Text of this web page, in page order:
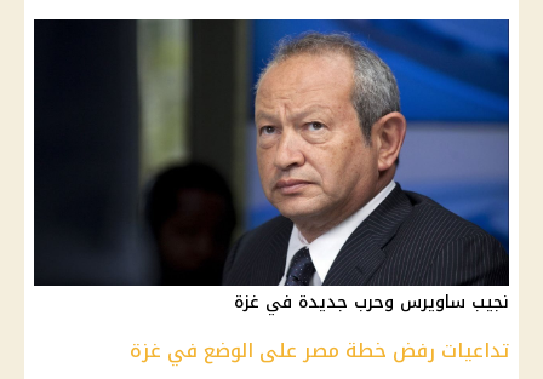
نجيب ساويرس وحرب جديدة في غزة
تداعيات رفض خطة مصر على الوضع في غزة